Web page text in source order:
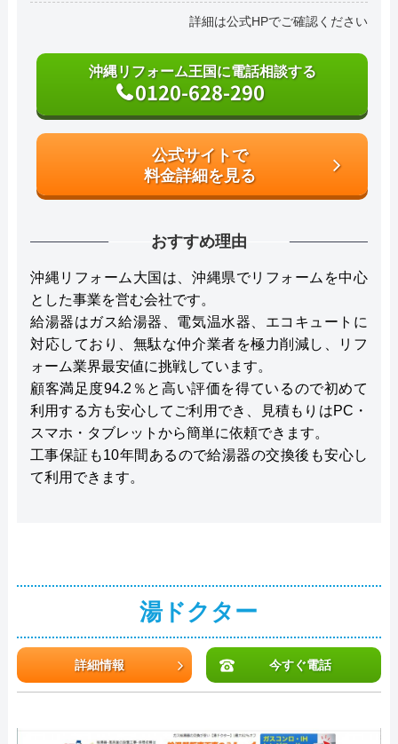
詳細は公式HPでご確認ください
沖縄リフォーム王国に電話相談する
0120-628-290
公式サイトで
料金詳細を見る
おすすめ理由
沖縄リフォーム大国は、沖縄県でリフォームを中心
とした事業を営む会社です。
給湯器はガス給湯器、電気温水器、エコキュートに
対応しており、無駄な仲介業者を極力削減し、リフ
ォーム業界最安値に挑戦しています。
顧客満足度94.2％と高い評価を得ているので初めて
利用する方も安心してご利用でき、見積もりはPC・
スマホ・タブレットから簡単に依頼できます。
工事保証も10年間あるので給湯器の交換後も安心し
て利用できます。
湯ドクター
詳細情報 今すぐ電話